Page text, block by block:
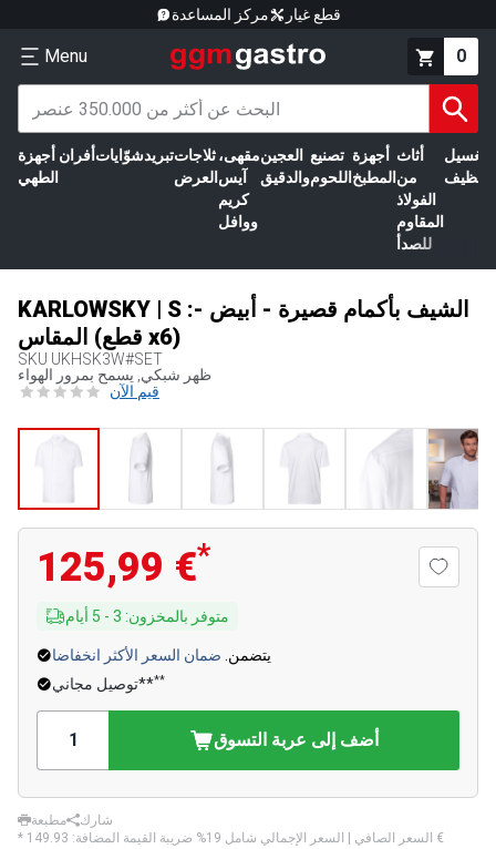
مركز المساعدة قطع غيار
Menu 0
أجهزة
الطهي
أفران شوّاياتتبريدثلاجات
العرض
مقهى،
آيس
كريم
ووافل
العجين
والدقيق
تصنيع
اللحوم
أجهزة
المطبخ
أثاث
من
الفولاذ
المقاوم
للصدأ
الغسيل
KARLOWSKY | S :الشيف بأكمام قصيرة - أبيض -
المقاس (قطع x6)
SKU UKHSK3W#SET
ظهر شبكي, يسمح بمرور الهواء
قيم الآن
125,99 €*
متوفر بالمخزون:
3
-
5 أيام
يتضمن. ضمان السعر الأكثر انخفاضا
توصيل مجاني****
أضف إلى عربة التسوق
مطبعة
شارك
* السعر الصافي | السعر الإجمالي شامل 19% ضريبة القيمة المضافة: ‏149.93 €